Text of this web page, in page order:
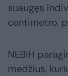
suaugęs
centimetro,
NEBIH
medžius,